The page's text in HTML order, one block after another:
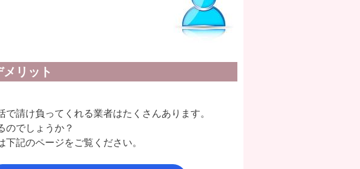
リット
請け負ってくれる業者はたくさんあります。
のでしょうか？
記のページをご覧ください。